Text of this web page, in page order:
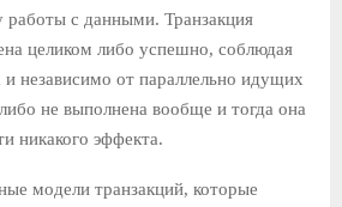
работы с данными. Транзакция
целиком либо успешно, соблюдая
независимо от параллельно идущих
не выполнена вообще и тогда она
никакого эффекта.
модели транзакций, которые